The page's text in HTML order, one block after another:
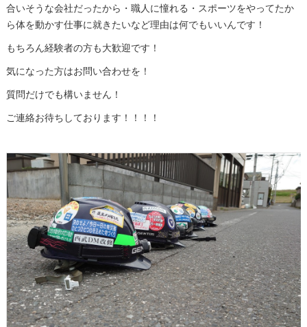
合いそうな会社だったから・職人に憧れる・スポーツをやってたか
ら体を動かす仕事に就きたいなど理由は何でもいいんです！
もちろん経験者の方も大歓迎です！
気になった方はお問い合わせを！
質問だけでも構いません！
ご連絡お待ちしております！！！！